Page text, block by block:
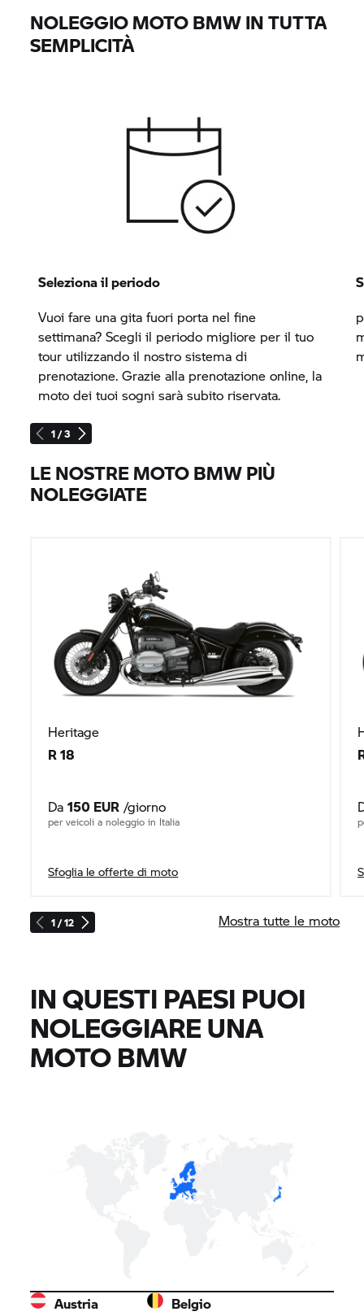
NOLEGGIO MOTO BMW IN TUTTA
SEMPLICITÀ
1 / 3
Seleziona il periodo
Vuoi fare una gita fuori porta nel fine
settimana? Scegli il periodo migliore per il tuo
tour utilizzando il nostro sistema di
prenotazione. Grazie alla prenotazione online, la
moto dei tuoi sogni sarà subito riservata.
LE NOSTRE MOTO BMW PIÙ
NOLEGGIATE
1 / 12
Heritage
R 18
Da 150 EUR /giorno
per veicoli a noleggio in Italia
Sfoglia le offerte di moto
Mostra tutte le moto
IN QUESTI PAESI PUOI
NOLEGGIARE UNA
MOTO BMW
Austria
Belgio